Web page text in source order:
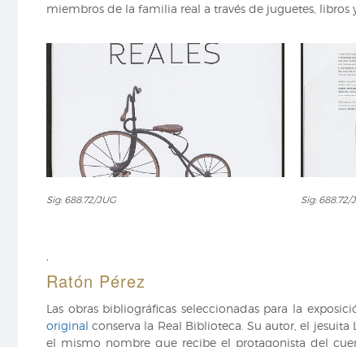
miembros de la familia real a través de juguetes,
688.72/JUG
Sig: 688.72/JUG
688.72/
Sig: 688.72/
Ratón Pérez
Las obras bibliográficas seleccionadas para la
originalconserva la Real Biblioteca. Su autor, el
el mismo nombre que recibe el protagonista del